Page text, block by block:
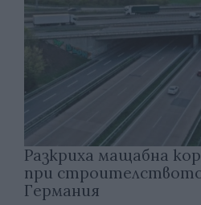
Разкриха мащабна
при
Германия